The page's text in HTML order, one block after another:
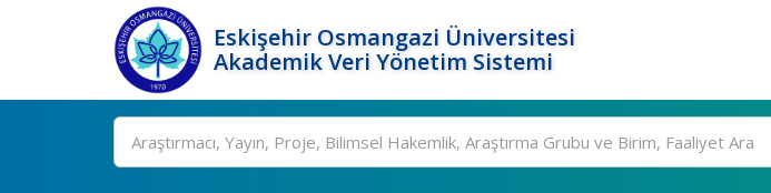
Eskişehir Osmangazi Üniversitesi
Akademik Veri Yönetim Sistemi
Ara